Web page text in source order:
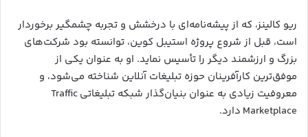
ریو کالینز، که از پیشه‌نامه‌ای با درخشش و تجربه چشمگیر برخوردار
است، قبل از شروع پروژه استیبل کوین، توانسته بود شرکت‌های
بزرگ و ارزشمند دیگر را تأسیس نماید. او به عنوان یکی از
موفق‌ترین کارآفرینان حوزه تبلیغات آنلاین شناخته می‌شود، و
معروفیت زیادی به عنوان بنیان‌گذار شبکه تبلیغاتی Traffic
Marketplace دارد.